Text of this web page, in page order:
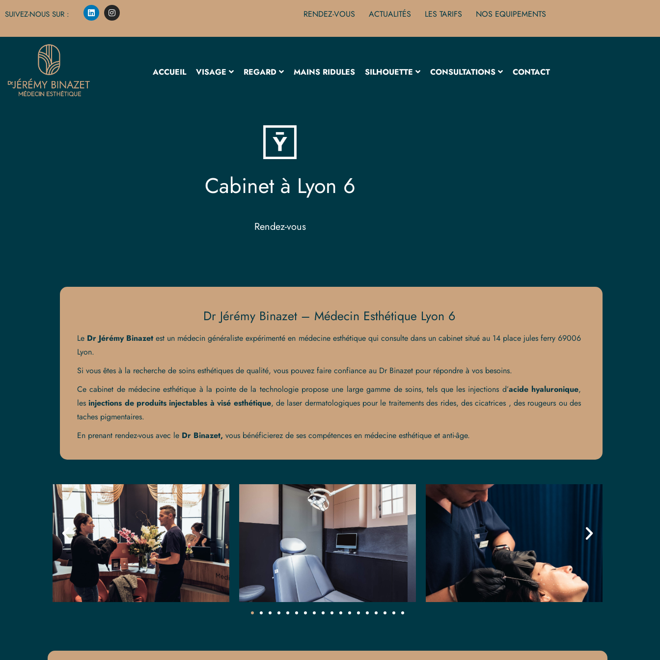
SUIVEZ-NOUS SUR : RENDEZ-VOUS ACTUALITÉS LES TARIFS NOS EQUIPEMENTS
ACCUEIL VISAGE REGARD MAINS RIDULES SILHOUETTE CONSULTATIONS CONTACT
Cabinet à Lyon 6
Rendez-vous
Dr Jérémy Binazet – Médecin Esthétique Lyon 6
Le Dr Jérémy Binazet est un médecin généraliste expérimenté en médecine esthétique qui consulte dans un cabinet situé au 14 place jules ferry 69006
Lyon.
Si vous êtes à la recherche de soins esthétiques de qualité, vous pouvez faire confiance au Dr Binazet pour répondre à vos besoins.
Ce cabinet de médecine esthétique à la pointe de la technologie propose une large gamme de soins, tels que les injections d’acide hyaluronique,
les injections de produits injectables à visé esthétique, de laser dermatologiques pour le traitements des rides, des cicatrices , des rougeurs ou des
taches pigmentaires.
En prenant rendez-vous avec le Dr Binazet, vous bénéficierez de ses compétences en médecine esthétique et anti-âge.